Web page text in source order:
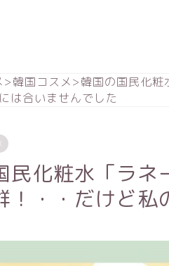
>韓国コスメ>韓国の国民化粧
は合いませんでした
民化粧水「ラ
！・・だけど私